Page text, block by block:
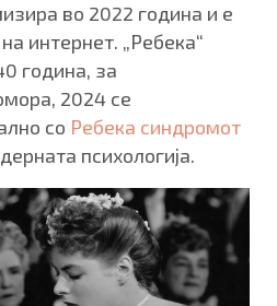
во 2022 година и е
интернет. „Ребека“
година, за
2024 се
со Ребека синдромот
психологија.